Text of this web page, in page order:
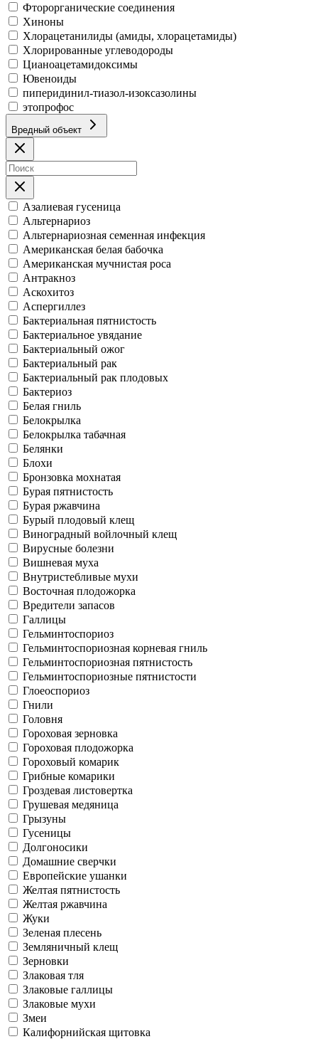
Фторорганические соединения
Хиноны
Хлорацетанилиды (амиды, хлорацетамиды)
Хлорированные углеводороды
Цианоацетамидоксимы
Ювеноиды
пиперидинил-тиазол-изоксазолины
этопрофос
Вредный объект
Азалиевая гусеница
Альтернариоз
Альтернариозная семенная инфекция
Американская белая бабочка
Американская мучнистая роса
Антракноз
Аскохитоз
Аспергиллез
Бактериальная пятнистость
Бактериальное увядание
Бактериальный ожог
Бактериальный рак
Бактериальный рак плодовых
Бактериоз
Белая гниль
Белокрылка
Белокрылка табачная
Белянки
Блохи
Бронзовка мохнатая
Бурая пятнистость
Бурая ржавчина
Бурый плодовый клещ
Виноградный войлочный клещ
Вирусные болезни
Вишневая муха
Внутристебливые мухи
Восточная плодожорка
Вредители запасов
Галлицы
Гельминтоспориоз
Гельминтоспориозная корневая гниль
Гельминтоспориозная пятнистость
Гельминтоспориозные пятнистости
Глоеоспориоз
Гнили
Головня
Гороховая зерновка
Гороховая плодожорка
Гороховый комарик
Грибные комарики
Гроздевая листовертка
Грушевая медяница
Грызуны
Гусеницы
Долгоносики
Домашние сверчки
Европейские ушанки
Желтая пятнистость
Желтая ржавчина
Жуки
Зеленая плесень
Земляничный клещ
Зерновки
Злаковая тля
Злаковые галлицы
Злаковые мухи
Змеи
Калифорнийская щитовка